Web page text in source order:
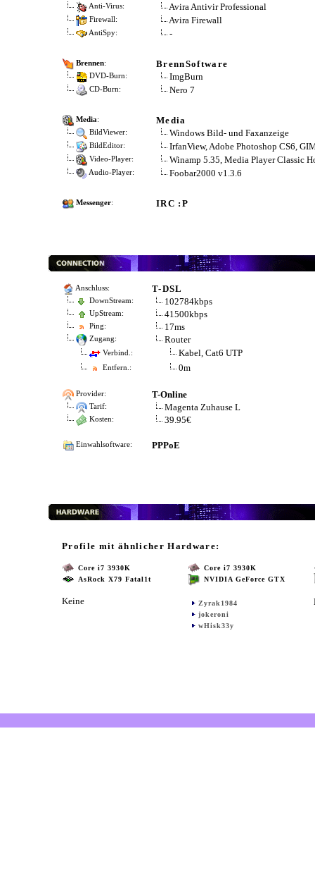
Anti-Virus: Avira Antivir Professional
Firewall: Avira Firewall
AntiSpy: -
Brennen: BrennSoftware
DVD-Burn: ImgBurn
CD-Burn: Nero 7
Media: Media
BildViewer: Windows Bild- und Faxanzeige
BildEditor: IrfanView, Adobe Photoshop CS6,
Video-Player: Winamp 5.35, Media Player Classic
Audio-Player: Foobar2000 v1.3.6
Messenger: IRC :P
Anschluss: T-DSL
DownStream: 102784kbps
UpStream: 41500kbps
Ping: 17ms
Zugang: Router
Verbind.: Kabel, Cat6 UTP
Entfern.: 0m
Provider: T-Online
Tarif: Magenta Zuhause L
Kosten: 39.95€
Einwahlsoftware: PPPoE
Profile mit ähnlicher Hardware:
Core i7 3930K
AsRock X79 Fatal1t
Keine
Core i7 3930K
NVIDIA GeForce GTX
Zyrak1984
jokeroni
wHisk33y